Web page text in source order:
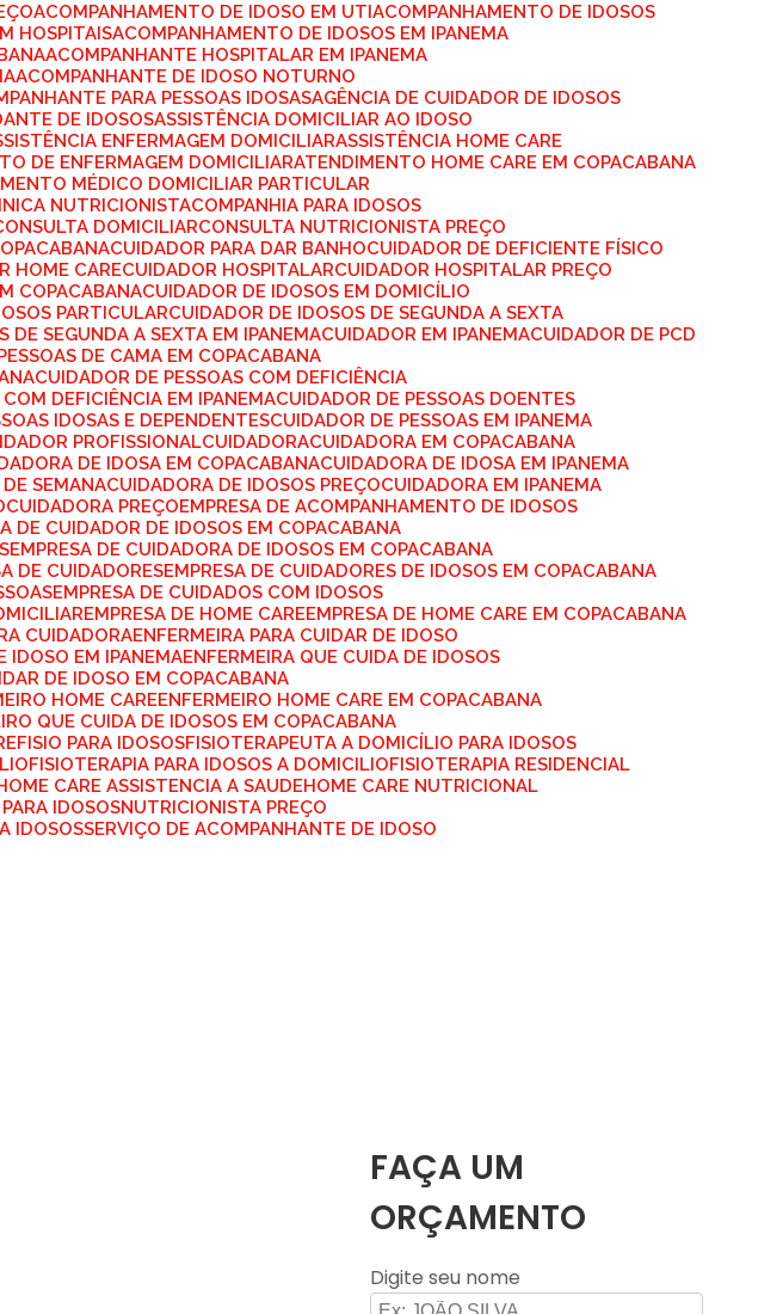
ACOMPANHAMENTO DE IDOSO EM UTI ACOMPANHAMENTO DE IDOSOS
HOSPITAIS ACOMPANHAMENTO DE IDOSOS EM IPANEMA
ACOMPANHANTE HOSPITALAR EM IPANEMA
ACOMPANHANTE DE IDOSO NOTURNO
PARA PESSOAS IDOSAS AGÊNCIA DE CUIDADOR DE IDOSOS
DE IDOSOS ASSISTÊNCIA DOMICILIAR AO IDOSO
ENFERMAGEM DOMICILIAR ASSISTÊNCIA HOME CARE
DE ENFERMAGEM DOMICILIAR ATENDIMENTO HOME CARE EM COPACABANA
MÉDICO DOMICILIAR PARTICULAR
NUTRICIONISTA
COMPANHIA PARA IDOSOS
CONSULTA DOMICILIAR
CONSULTA NUTRICIONISTA PREÇO
CUIDADOR PARA DAR BANHO
CUIDADOR DE DEFICIENTE FÍSICO
HOME CARE CUIDADOR HOSPITALAR
CUIDADOR HOSPITALAR PREÇO
COPACABANA
CUIDADOR DE IDOSOS EM DOMICÍLIO
PARTICULAR
CUIDADOR DE IDOSOS DE SEGUNDA A SEXTA
DE SEGUNDA A SEXTA EM IPANEMA CUIDADOR EM IPANEMA
CUIDADOR DE PCD
DE CAMA EM COPACABANA
CUIDADOR DE PESSOAS COM DEFICIÊNCIA
COM DEFICIÊNCIA EM IPANEMA
CUIDADOR DE PESSOAS DOENTES
IDOSAS E DEPENDENTES
CUIDADOR DE PESSOAS EM IPANEMA
PROFISSIONAL CUIDADORA
CUIDADORA EM COPACABANA
DE IDOSA EM COPACABANA
CUIDADORA DE IDOSA EM IPANEMA
SEMANA CUIDADORA DE IDOSOS PREÇO
CUIDADORA EM IPANEMA
CUIDADORA PREÇO
EMPRESA DE ACOMPANHAMENTO DE IDOSOS
DE CUIDADOR DE IDOSOS EM COPACABANA
EMPRESA DE CUIDADORA DE IDOSOS EM COPACABANA
DE CUIDADORES EMPRESA DE CUIDADORES DE IDOSOS EM COPACABANA
EMPRESA DE CUIDADOS COM IDOSOS
EMPRESA DE HOME CARE EMPRESA DE HOME CARE EM COPACABANA
CUIDADORA ENFERMEIRA PARA CUIDAR DE IDOSO
IDOSO EM IPANEMA ENFERMEIRA QUE CUIDA DE IDOSOS
DE IDOSO EM COPACABANA
HOME CARE ENFERMEIRO HOME CARE EM COPACABANA
QUE CUIDA DE IDOSOS EM COPACABANA
FISIO PARA IDOSOS FISIOTERAPEUTA A DOMICÍLIO PARA IDOSOS
FISIOTERAPIA PARA IDOSOS A DOMICILIO
FISIOTERAPIA RESIDENCIAL
HOME CARE ASSISTENCIA A SAUDE
HOME CARE NUTRICIONAL
PARA IDOSOS
NUTRICIONISTA PREÇO
IDOSOS SERVIÇO DE ACOMPANHANTE DE IDOSO
FAÇA UM
ORÇAMENTO
Digite seu nome